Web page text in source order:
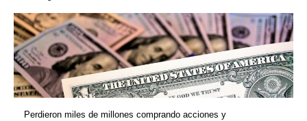
Perdieron miles de millones comprando acciones y